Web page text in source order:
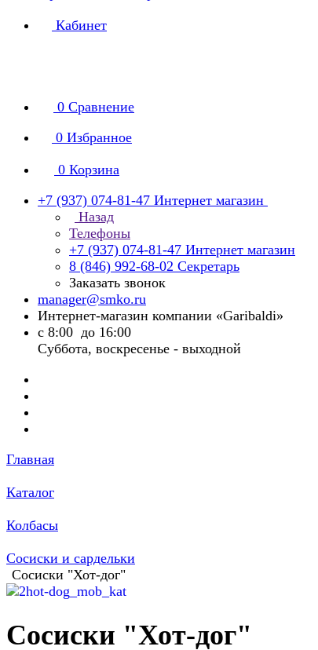
Кабинет
0 Сравнение
0 Избранное
0 Корзина
+7 (937) 074-81-47 Интернет магазин
Назад
Телефоны
+7 (937) 074-81-47 Интернет магазин
8 (846) 992-68-02 Секретарь
Заказать звонок
manager@smko.ru
Интернет-магазин компании «Garibaldi»
с 8:00 до 16:00
Суббота, воскресенье - выходной
Главная
Каталог
Колбасы
Сосиски и сардельки
Сосиски "Хот-дог"
Сосиски "Хот-дог"